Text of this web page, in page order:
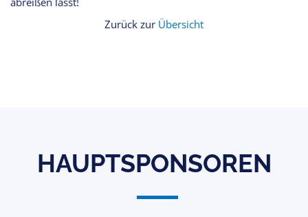
Zurück zur Übersicht
HAUPTSPONSOREN